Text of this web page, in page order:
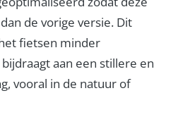
de vorige versie. Dit
fietsen minder
aan een stillere en
vooral in de natuur of